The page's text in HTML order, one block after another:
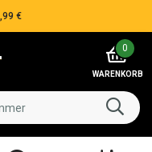
€
0
WARENKORB